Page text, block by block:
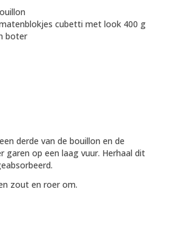
cubetti met look 400 g
boter
derde van de bouillon en de
op een laag vuur. Herhaal dit
zout en roer om.